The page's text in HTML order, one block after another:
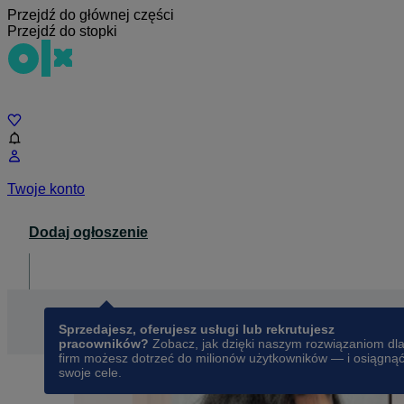
Przejdź do głównej części
Przejdź do stopki
Twoje konto
Dodaj ogłoszenie
Sprzedajesz, oferujesz usługi lub rekrutujesz
pracowników? Zobacz, jak dzięki naszym rozwiązaniom dla
firm możesz dotrzeć do milionów użytkowników — i osiągnąć
swoje cele.